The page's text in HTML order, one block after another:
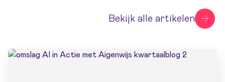
Bekijk alle artikelen